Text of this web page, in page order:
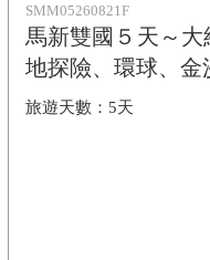
SMM05260821F
馬新雙國５天～
地探險、環球、金
5天